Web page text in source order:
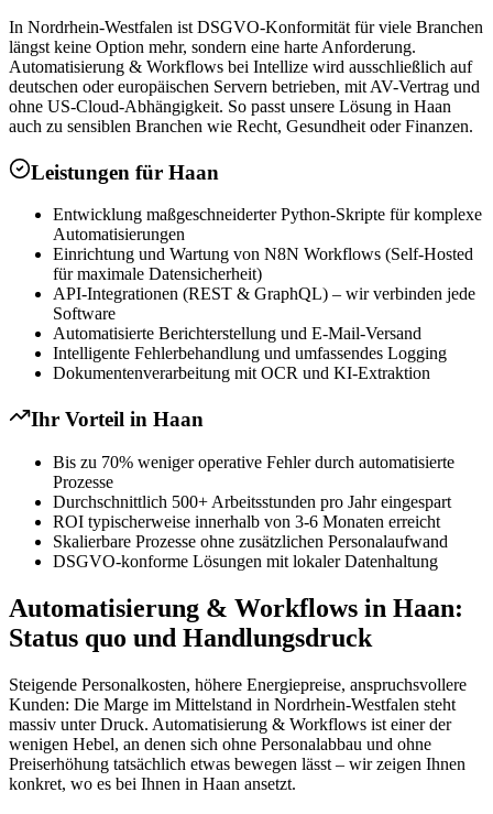
In Nordrhein-Westfalen ist DSGVO-Konformität für viele Branchen
längst keine Option mehr, sondern eine harte Anforderung.
Automatisierung & Workflows bei Intellize wird ausschließlich auf
deutschen oder europäischen Servern betrieben, mit AV-Vertrag und
ohne US-Cloud-Abhängigkeit. So passt unsere Lösung in Haan
auch zu sensiblen Branchen wie Recht, Gesundheit oder Finanzen.
Leistungen für Haan
Entwicklung maßgeschneiderter Python-Skripte für komplexe
Automatisierungen
Einrichtung und Wartung von N8N Workflows (Self-Hosted
für maximale Datensicherheit)
API-Integrationen (REST & GraphQL) – wir verbinden jede
Software
Automatisierte Berichterstellung und E-Mail-Versand
Intelligente Fehlerbehandlung und umfassendes Logging
Dokumentenverarbeitung mit OCR und KI-Extraktion
Ihr Vorteil in Haan
Bis zu 70% weniger operative Fehler durch automatisierte
Prozesse
Durchschnittlich 500+ Arbeitsstunden pro Jahr eingespart
ROI typischerweise innerhalb von 3-6 Monaten erreicht
Skalierbare Prozesse ohne zusätzlichen Personalaufwand
DSGVO-konforme Lösungen mit lokaler Datenhaltung
Automatisierung & Workflows in Haan:
Status quo und Handlungsdruck
Steigende Personalkosten, höhere Energiepreise, anspruchsvollere
Kunden: Die Marge im Mittelstand in Nordrhein-Westfalen steht
massiv unter Druck. Automatisierung & Workflows ist einer der
wenigen Hebel, an denen sich ohne Personalabbau und ohne
Preiserhöhung tatsächlich etwas bewegen lässt – wir zeigen Ihnen
konkret, wo es bei Ihnen in Haan ansetzt.